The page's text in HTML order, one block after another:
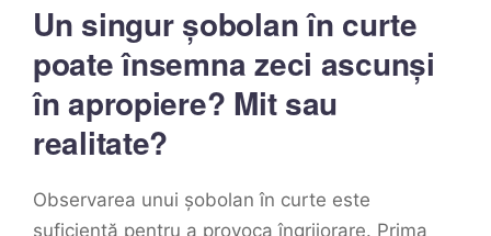
Un singur șobolan în curte
poate însemna zeci ascunși
în apropiere? Mit sau
realitate?
Observarea unui șobolan în curte este
suficientă pentru a provoca îngrijorare. Prima